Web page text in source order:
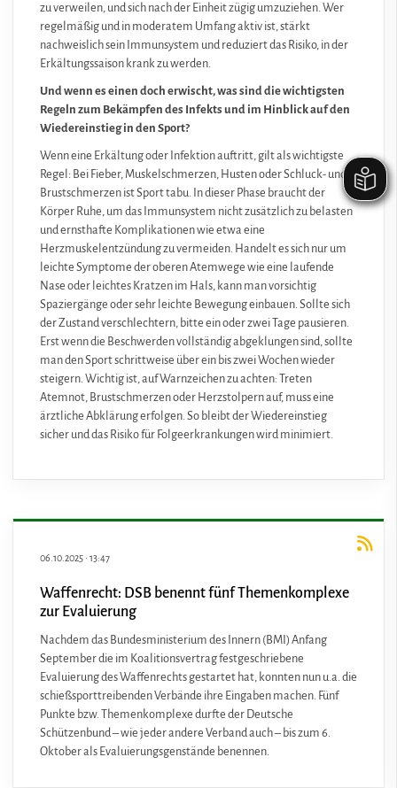
zu verweilen, und sich nach der Einheit zügig umzuziehen. Wer
regelmäßig und in moderatem Umfang aktiv ist, stärkt
nachweislich sein Immunsystem und reduziert das Risiko, in der
Erkältungssaison krank zu werden.
Und wenn es einen doch erwischt, was sind die wichtigsten
Regeln zum Bekämpfen des Infekts und im Hinblick auf den
Wiedereinstieg in den Sport?
Wenn eine Erkältung oder Infektion auftritt, gilt als wichtigste
Regel: Bei Fieber, Muskelschmerzen, Husten oder Schluck- und
Brustschmerzen ist Sport tabu. In dieser Phase braucht der
Körper Ruhe, um das Immunsystem nicht zusätzlich zu belasten
und ernsthafte Komplikationen wie etwa eine
Herzmuskelentzündung zu vermeiden. Handelt es sich nur um
leichte Symptome der oberen Atemwege wie eine laufende
Nase oder leichtes Kratzen im Hals, kann man vorsichtig
Spaziergänge oder sehr leichte Bewegung einbauen. Sollte sich
der Zustand verschlechtern, bitte ein oder zwei Tage pausieren.
Erst wenn die Beschwerden vollständig abgeklungen sind, sollte
man den Sport schrittweise über ein bis zwei Wochen wieder
steigern. Wichtig ist, auf Warnzeichen zu achten: Treten
Atemnot, Brustschmerzen oder Herzstolpern auf, muss eine
ärztliche Abklärung erfolgen. So bleibt der Wiedereinstieg
sicher und das Risiko für Folgeerkrankungen wird minimiert.
06.10.2025 · 13:47
Waffenrecht: DSB benennt fünf Themenkomplexe
zur Evaluierung
Nachdem das Bundesministerium des Innern (BMI) Anfang
September die im Koalitionsvertrag festgeschriebene
Evaluierung des Waffenrechts gestartet hat, konnten nun u.a. die
schießsporttreibenden Verbände ihre Eingaben machen. Fünf
Punkte bzw. Themenkomplexe durfte der Deutsche
Schützenbund – wie jeder andere Verband auch – bis zum 6.
Oktober als Evaluierungsgenstände benennen.